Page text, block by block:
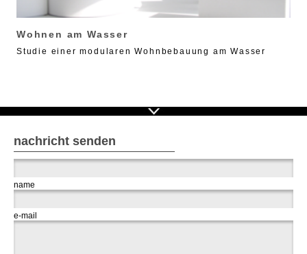
Wohnen am Wasser
Studie einer modularen Wohnbebauung am Wasser
nachricht senden
name
e-mail